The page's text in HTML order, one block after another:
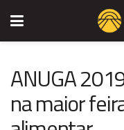
ANUGA
na maior